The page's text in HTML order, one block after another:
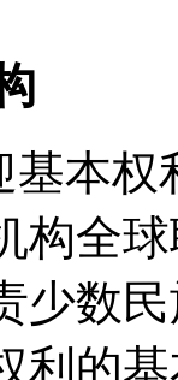
基本权
构全
少数
利的